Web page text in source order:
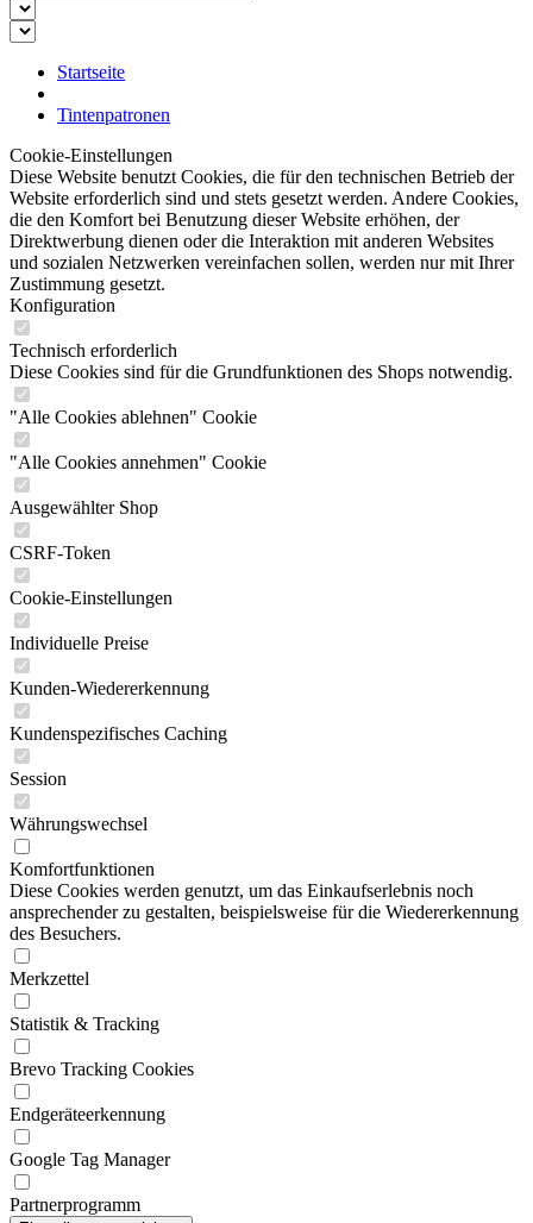
Startseite
Tintenpatronen
Cookie-Einstellungen
Diese Website benutzt Cookies, die für den technischen Betrieb der
Website erforderlich sind und stets gesetzt werden. Andere Cookies,
die den Komfort bei Benutzung dieser Website erhöhen, der
Direktwerbung dienen oder die Interaktion mit anderen Websites
und sozialen Netzwerken vereinfachen sollen, werden nur mit Ihrer
Zustimmung gesetzt.
Konfiguration
Technisch erforderlich
Diese Cookies sind für die Grundfunktionen des Shops notwendig.
"Alle Cookies ablehnen" Cookie
"Alle Cookies annehmen" Cookie
Ausgewählter Shop
CSRF-Token
Cookie-Einstellungen
Individuelle Preise
Kunden-Wiedererkennung
Kundenspezifisches Caching
Session
Währungswechsel
Komfortfunktionen
Diese Cookies werden genutzt, um das Einkaufserlebnis noch
ansprechender zu gestalten, beispielsweise für die Wiedererkennung
des Besuchers.
Merkzettel
Statistik & Tracking
Brevo Tracking Cookies
Endgeräteerkennung
Google Tag Manager
Partnerprogramm